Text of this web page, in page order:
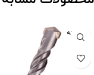
فروخته
شده